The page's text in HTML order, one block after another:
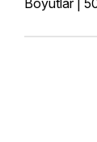
Boyutlar |